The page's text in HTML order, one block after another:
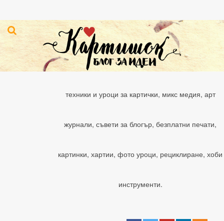
техники и уроци за картички, микс медия, арт
журнали, съвети за блогър, безплатни печати,
картинки, хартии, фото уроци, рециклиране, хоби
инструменти.